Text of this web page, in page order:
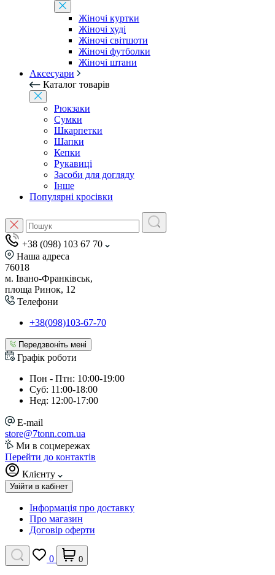
Жіночі куртки
Жіночі худі
Жіночі світшоти
Жіночі футболки
Жіночі штани
Аксесуари
Каталог товарів
Рюкзаки
Сумки
Шкарпетки
Шапки
Кепки
Рукавиці
Засоби для догляду
Інше
Популярні кросівки
+38 (098) 103 67 70
Наша адреса
76018
м. Івано-Франківськ,
площа Ринок, 12
Телефони
+38(098)103-67-70
Передзвоніть мені
Графік роботи
Пон - Птн: 10:00-19:00
Суб: 11:00-18:00
Нед: 12:00-17:00
E-mail
store@7tonn.com.ua
Ми в соцмережах
Перейти до контактів
Клієнту
Увійти в кабінет
Інформація про доставку
Про магазин
Договір оферти
0 0